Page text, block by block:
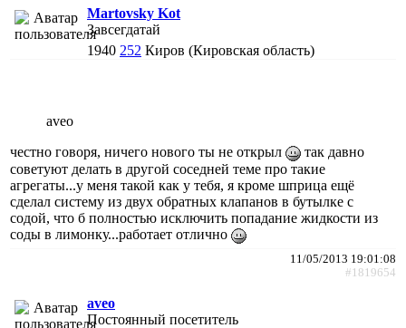
Martovsky Kot
Завсегдатай
1940 252 Киров (Кировская область)
aveo
честно говоря, ничего нового ты не открыл
так давно
советуют делать в другой соседней теме про такие
агрегаты...у меня такой как у тебя, я кроме шприца ещё
сделал систему из двух обратных клапанов в бутылке с
содой, что б полностью исключить попадание жидкости из
соды в лимонку...работает отлично
11/05/2013 19:01:08
#1819654
aveo
Постоянный посетитель